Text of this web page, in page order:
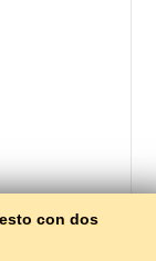
con dos